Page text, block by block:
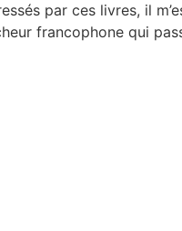
par ces livres, il
francophone qui